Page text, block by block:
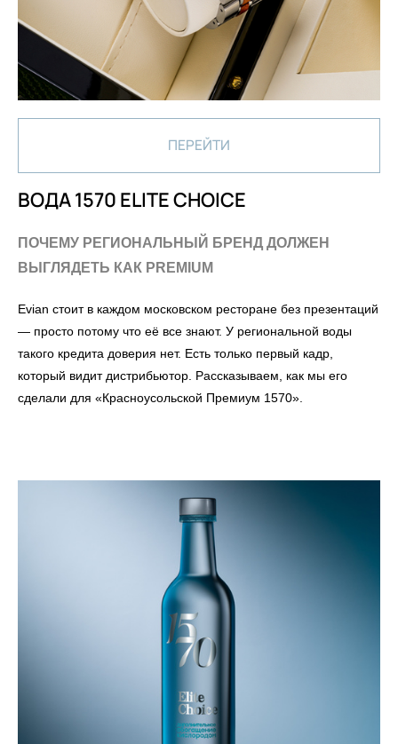
ПЕРЕЙТИ
ВОДА 1570 ELITE CHOICE
ПОЧЕМУ РЕГИОНАЛЬНЫЙ БРЕНД ДОЛЖЕН
ВЫГЛЯДЕТЬ КАК PREMIUM
Evian стоит в каждом московском ресторане без презентаций
— просто потому что её все знают. У региональной воды
такого кредита доверия нет. Есть только первый кадр,
который видит дистрибьютор. Рассказываем, как мы его
сделали для «Красноусольской Премиум 1570».